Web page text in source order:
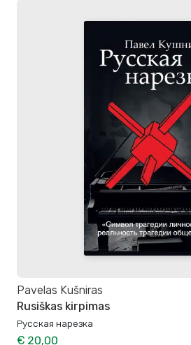
Pavelas Kušniras
Rusiškas kirpimas
Русская нарезка
€ 20,00